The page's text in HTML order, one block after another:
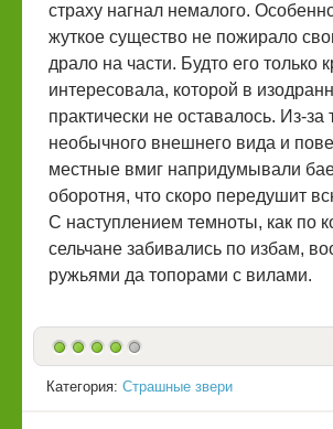
страху нагнал немалого.
жуткое существо не пожирало
драло на части. Будто его только
интересовала, которой в
практически не оставалось. Из-за
необычного внешнего вида и
местные вмиг напридумывали
оборотня, что скоро передушит
С наступлением темноты, как по
сельчане забивались по избам,
ружьями да топорами с вилами.
Категория: Страшные звери